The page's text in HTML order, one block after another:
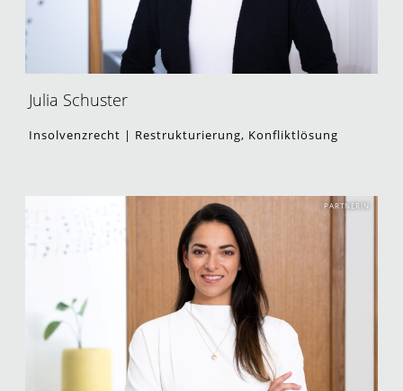
Julia Schuster
Insolvenzrecht | Restrukturierung, Konfliktlösung
PARTNERIN